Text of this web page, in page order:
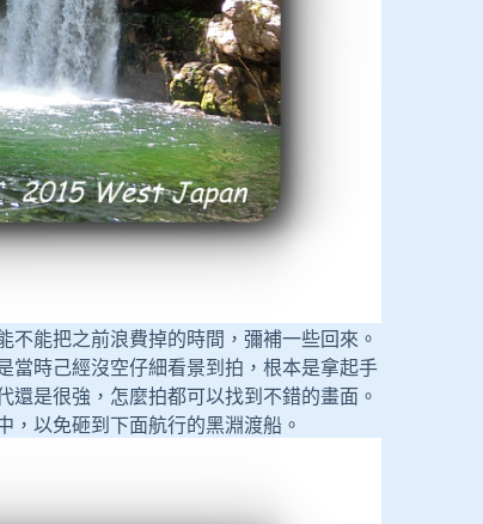
能把之前浪費掉的時間，彌補一些回來。
當時己經沒空仔細看景到拍，根本是拿起手
是很強，怎麼拍都可以找到不錯的畫面。
，以免砸到下面航行的黑淵渡船。